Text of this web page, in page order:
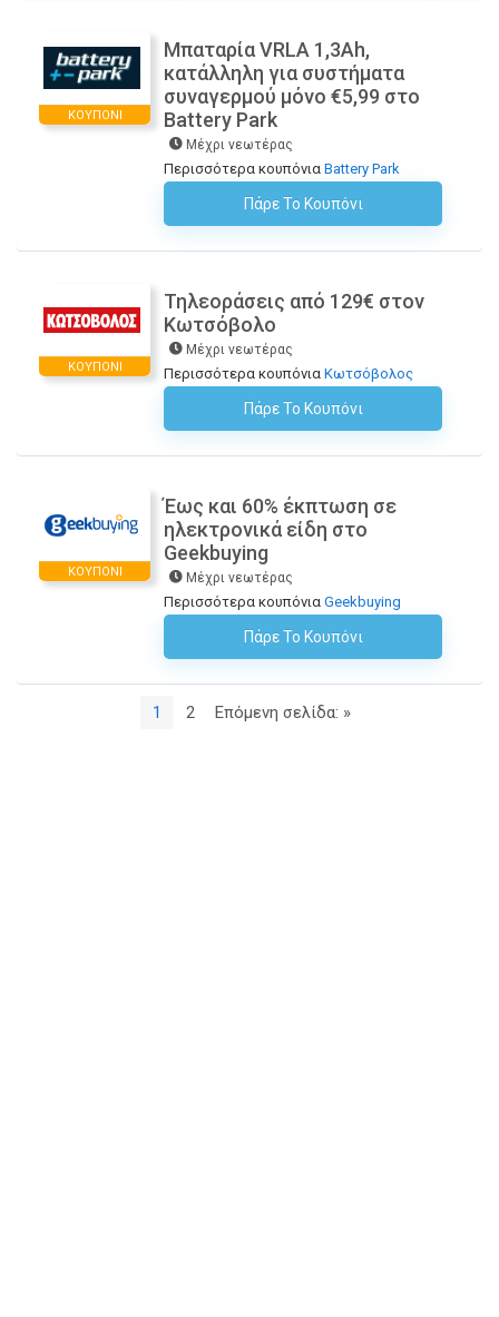
ΚΟΥΠΌΝΙ
Μπαταρία VRLA 1,3Ah,
κατάλληλη για συστήματα
συναγερμού μόνο €5,99 στο
Battery Park
Μέχρι νεωτέρας
Περισσότερα κουπόνια Battery Park
Πάρε Το Κουπόνι
ΚΟΥΠΌΝΙ
Τηλεοράσεις από 129€ στον
Κωτσόβολο
Μέχρι νεωτέρας
Περισσότερα κουπόνια Κωτσόβολος
Πάρε Το Κουπόνι
ΚΟΥΠΌΝΙ
Έως και 60% έκπτωση σε
ηλεκτρονικά είδη στο
Geekbuying
Μέχρι νεωτέρας
Περισσότερα κουπόνια Geekbuying
Πάρε Το Κουπόνι
1 2 Επόμενη σελίδα: »